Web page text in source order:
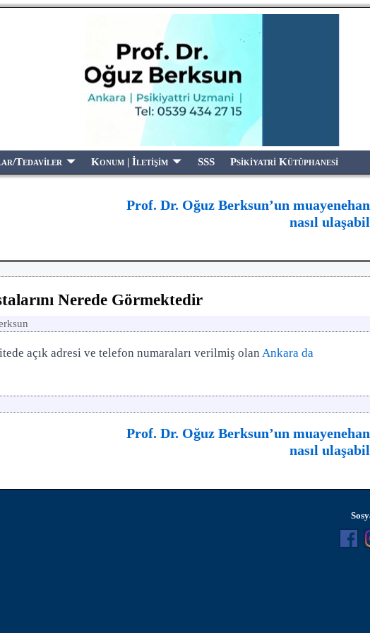
Tedaviler Konum | İletişim SSS Psikiyatri Kütüphanesi
Prof. Dr. Oğuz Berksun’un
nasıl
Nerede Görmektedir
açık adresi ve telefon numaraları verilmiş olan Ankara da
Prof. Dr. Oğuz Berksun’un
nasıl